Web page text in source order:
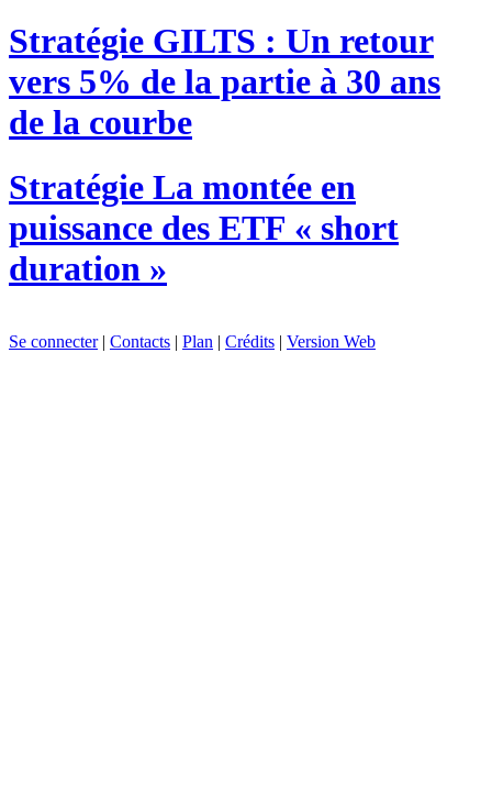
Stratégie GILTS : Un retour
vers 5% de la partie à 30 ans
de la courbe
Stratégie La montée en
puissance des ETF « short
duration »
Se connecter| Contacts | Plan | Crédits | Version Web